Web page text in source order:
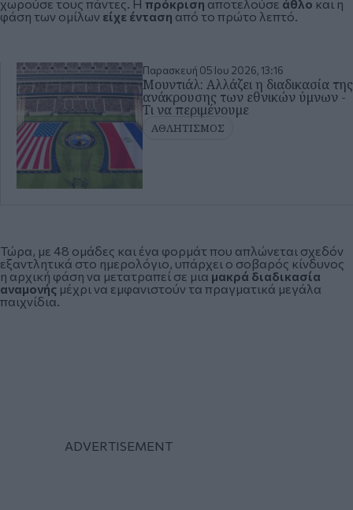
χωρούσε τους πάντες. Ηπρόκριση αποτελούσε άθλο και η
φάση των ομίλων είχε ένταση από το πρώτο λεπτό.
Παρασκευή 05 Ιου 2026, 13:16
Μουντιάλ: Αλλάζει η διαδικασία της
ανάκρουσης των εθνικών ύμνων -
Τι να περιμένουμε
ΑΘΛΗΤΙΣΜΟΣ
Τώρα, με 48 ομάδες και ένα φορμάτ που απλώνεται σχεδόν
εξαντλητικά στο ημερολόγιο, υπάρχει ο σοβαρός κίνδυνος
η αρχική φάση να μετατραπεί σε μια μακρά διαδικασία
αναμονήςμέχρι να εμφανιστούν τα πραγματικά μεγάλα
παιχνίδια.